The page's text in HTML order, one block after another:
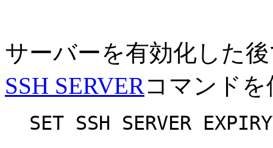
サーバーを有効化した
SSH SERVERコマンド
SET SSH SERVER